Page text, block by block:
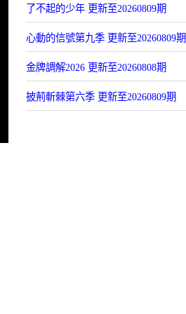
了不起的少年 更新至20260809期
心動的信號第九季 更新至20260809期
金牌調解2026 更新至20260808期
披荊斬棘第六季 更新至20260809期